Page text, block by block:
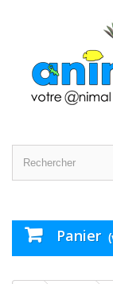
Panier